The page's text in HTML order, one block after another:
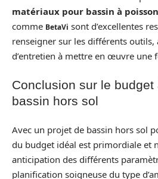
matériaux pour bassin à poisson
comme BetaVi sont d’excellentes
renseigner sur les différents outils,
d’entretien à mettre en œuvre une
Conclusion sur le
bassin hors sol
Avec un projet de bassin hors sol
du budget idéal est primordiale et
anticipation des différents
planification soigneuse du type